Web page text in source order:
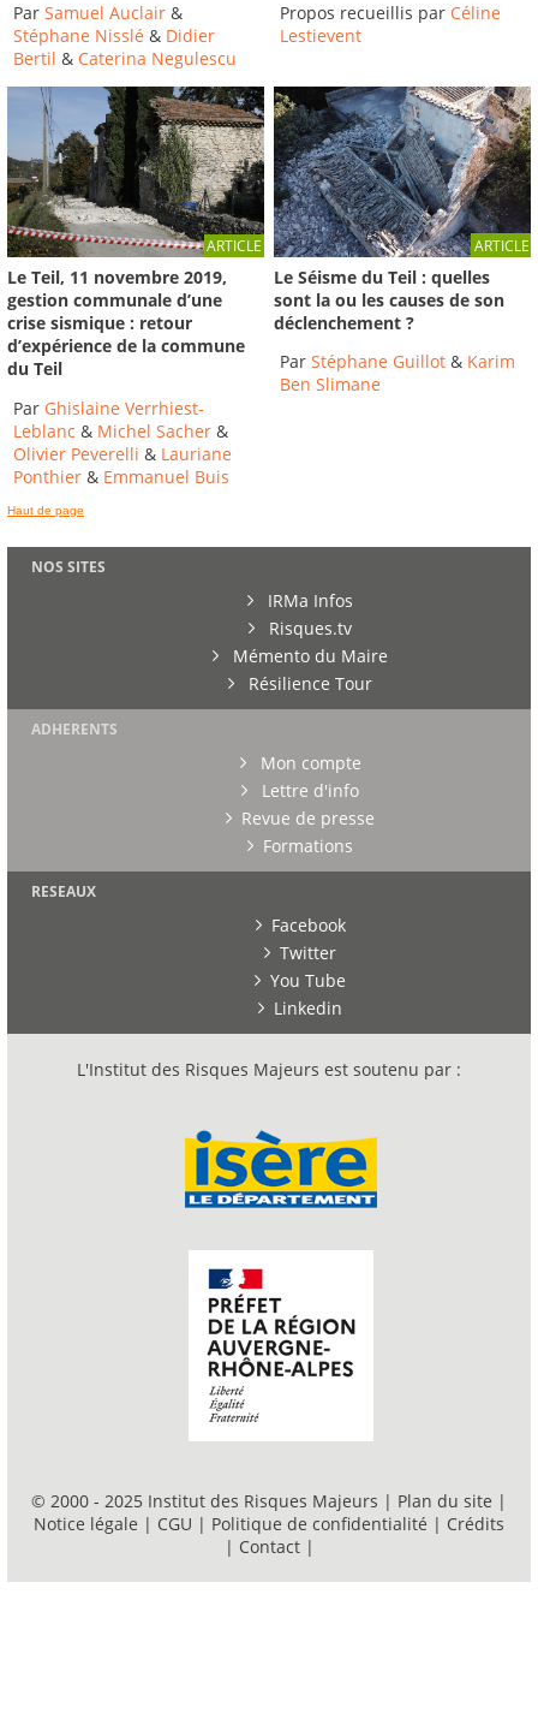
Par Samuel Auclair &
Stéphane Nisslé & Didier
Bertil & Caterina Negulescu
Propos recueillis par Céline
Lestievent
ARTICLE
Le Teil, 11 novembre 2019,
gestion communale d’une
crise sismique : retour
d’expérience de la commune
du Teil
Par Ghislaine Verrhiest-
Leblanc & Michel Sacher &
Olivier Peverelli & Lauriane
Ponthier & Emmanuel Buis
ARTICLE
Le Séisme du Teil : quelles
sont la ou les causes de son
déclenchement ?
ParStéphane Guillot & Karim
Ben Slimane
Haut de page
NOS SITES
IRMa Infos
Risques.tv
Mémento du Maire
Résilience Tour
ADHERENTS
Mon compte
Lettre d'info
Revue de presse
Formations
RESEAUX
Facebook
Twitter
You Tube
Linkedin
L'Institut des Risques Majeurs est soutenu par :
© 2000 - 2025 Institut des Risques Majeurs | Plan du site |
Notice légale | CGU | Politique de confidentialité | Crédits
| Contact |